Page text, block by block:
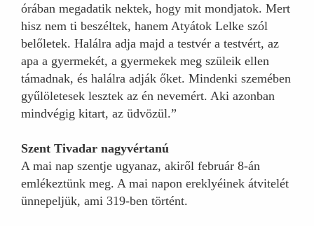
órában megadatik nektek, hogy mit mondjatok. Mert
hisz nem ti beszéltek, hanem Atyátok Lelke szól
belőletek. Halálra adja majd a testvér a testvért, az
apa a gyermekét, a gyermekek meg szüleik ellen
támadnak, és halálra adják őket. Mindenki szemében
gyűlöletesek lesztek az én nevemért. Aki azonban
mindvégig kitart, az üdvözül.”
Szent Tivadar nagyvértanú
A mai nap szentje ugyanaz, akiről február 8-án
emlékeztünk meg. A mai napon ereklyéinek átvitelét
ünnepeljük, ami 319-ben történt.